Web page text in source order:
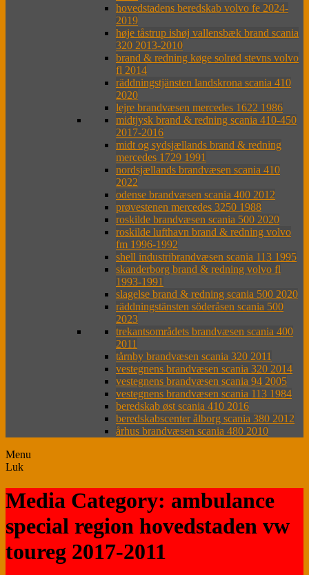
hovedstadens beredskab volvo fe 2024-
2019
høje tåstrup ishøj vallensbæk brand scania
320 2013-2010
brand & redning køge solrød stevns volvo
fl 2014
räddningstjänsten landskrona scania 410
2020
lejre brandvæsen mercedes 1622 1986
midtjysk brand & redning scania 410-450
2017-2016
midt og sydsjællands brand & redning
mercedes 1729 1991
nordsjællands brandvæsen scania 410
2022
odense brandvæsen scania 400 2012
prøvestenen mercedes 3250 1988
roskilde brandvæsen scania 500 2020
roskilde lufthavn brand & redning volvo
fm 1996-1992
shell industribrandvæsen scania 113 1995
skanderborg brand & redning volvo fl
1993-1991
slagelse brand & redning scania 500 2020
räddningstänsten söderåsen scania 500
2023
trekantsområdets brandvæsen scania 400
2011
tårnby brandvæsen scania 320 2011
vestegnens brandvæsen scania 320 2014
vestegnens brandvæsen scania 94 2005
vestegnens brandvæsen scania 113 1984
beredskab øst scania 410 2016
beredskabscenter ålborg scania 380 2012
århus brandvæsen scania 480 2010
Menu
Luk
Media Category: ambulance
special region hovedstaden vw
toureg 2017-2011